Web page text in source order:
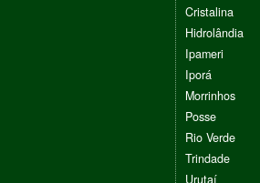
Cristalina
Hidrolândia
Ipameri
Iporá
Morrinhos
Posse
Rio Verde
Trindade
Urutaí